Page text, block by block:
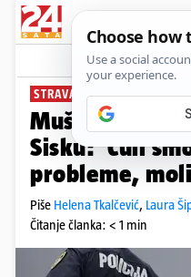
STRAVA U SISKU
Muškarac
Sisku: 'Čuli
probleme,
Piše Helena Tkalčević, Laura
Čitanje članka: < 1 min